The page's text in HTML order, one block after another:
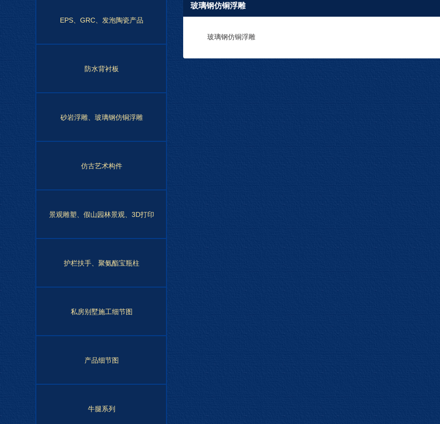
EPS、GRC、发泡陶瓷产品
防水背衬板
砂岩浮雕、玻璃钢仿铜浮雕
仿古艺术构件
景观雕塑、假山园林景观、3D打印
护栏扶手、聚氨酯宝瓶柱
私房别墅施工细节图
产品细节图
牛腿系列
玻璃钢仿铜浮雕
玻璃钢仿铜浮雕